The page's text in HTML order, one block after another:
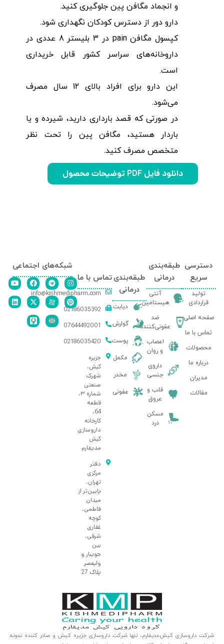
و انجماد مگافن پین جلوگیری کنید.
دارو دور از دسترس کودکان نگهداری شود.
کپسول مگافن pain در 3 بلیستر 8 عددی در
داروخانه‌های سراسر کشور قابل خریداری
است.
این دارو برای افراد بالای 12 سال مصرف
می‌شود.
در صورتی که قصد بارداری دارید، شیرده و یا
باردار هستید، مگافن پین را تحت نظر
متخصص مصرف کنید.
دانلود فایل PDF توضیحات محصول
دسترسی
سریع
تولید
قراردادی
صفحه اصلی
تماس با ما
محصولات
درباره ما
مدیران
مقالات
طبقه‌بندی
درمانی
آنتی
هیستامین
ضد
عفونی‌کننده
اعصاب
و روان
داروی
جنسی
قلب و
عروق
مسکن
درد
طبقه‌بندی
درمانی
دیابت
گوارش
پوست
مکمل
مخدر
عفونی
تماس با ما
info@kishmedipharm.com
02186035392
07644492001
02186035420
جزیره
کیش،
شهرک
صنعتی
شماره ۳،
قطعه
64،
کارخانه
داروسازی
کیش
مدیفارم
دفتر
مرکزی
تهران،
پایین‌تر از
میدان
فاطمی،
کوچه
غفاری
شرقی،
بین
جویبار و
ولیعصر
پلاک 27
شبکه‌های اجتماعی
شرکت داروسازی کیش‌مدیفارم، تنها شرکت داروسازی جزیره کیش و صادر کننده نمونه